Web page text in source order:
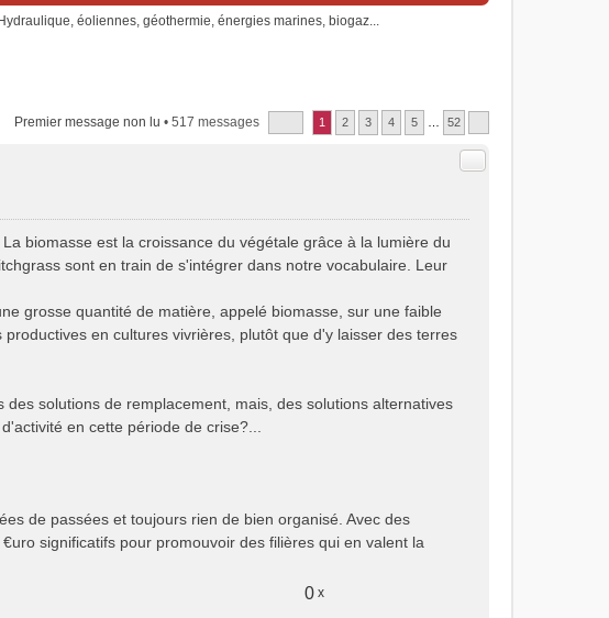
Hydraulique, éoliennes, géothermie, énergies marines, biogaz...
Premier message non lu • 517 messages 1 2 3 4 5 52
Citer
biomasse est la croissance du végétale grâce à la lumière du
sont en train de s'intégrer dans notre vocabulaire. Leur
grosse quantité de matière, appelé biomasse, sur une faible
en cultures vivrières, plutôt que d'y laisser des terres
solutions de remplacement, mais, des solutions alternatives
en cette période de crise?...
de passées et toujours rien de bien organisé. Avec des
significatifs pour promouvoir des filières qui en valent la
0 x